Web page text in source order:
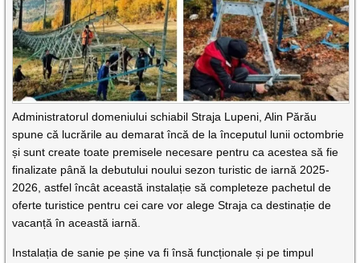
Administratorul domeniului schiabil Straja Lupeni, Alin Părău
spune că lucrările au demarat încă de la începutul lunii octombrie
și sunt create toate premisele necesare pentru ca acestea să fie
finalizate până la debutului noului sezon turistic de iarnă 2025-
2026, astfel încât această instalație să completeze pachetul de
oferte turistice pentru cei care vor alege Straja ca destinație de
vacanță în această iarnă.
Instalația de sanie pe șine va fi însă funcționale și pe timpul